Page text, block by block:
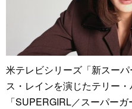
米テレビシリーズ「新スー
ス・レインを演じたテリー・
「SUPERGIRL／スーパー